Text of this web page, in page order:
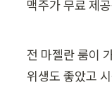
맥주가 무료 제
전 마젤란 룸이
위생도 좋았고